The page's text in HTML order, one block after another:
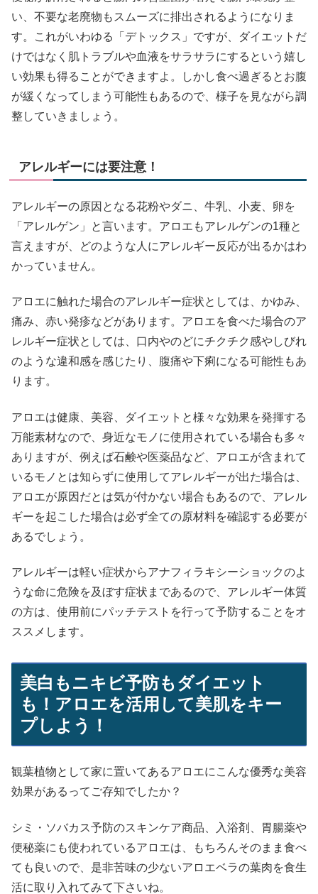
い、不要な老廃物もスムーズに排出されるようになりま
す。これがいわゆる「デトックス」ですが、ダイエットだ
けではなく肌トラブルや血液をサラサラにするという嬉し
い効果も得ることができますよ。しかし食べ過ぎるとお腹
が緩くなってしまう可能性もあるので、様子を見ながら調
整していきましょう。
アレルギーには要注意！
アレルギーの原因となる花粉やダニ、牛乳、小麦、卵を
「アレルゲン」と言います。アロエもアレルゲンの1種と
言えますが、どのような人にアレルギー反応が出るかはわ
かっていません。
アロエに触れた場合のアレルギー症状としては、かゆみ、
痛み、赤い発疹などがあります。アロエを食べた場合のア
レルギー症状としては、口内やのどにチクチク感やしびれ
のような違和感を感じたり、腹痛や下痢になる可能性もあ
ります。
アロエは健康、美容、ダイエットと様々な効果を発揮する
万能素材なので、身近なモノに使用されている場合も多々
ありますが、例えば石鹸や医薬品など、アロエが含まれて
いるモノとは知らずに使用してアレルギーが出た場合は、
アロエが原因だとは気が付かない場合もあるので、アレル
ギーを起こした場合は必ず全ての原材料を確認する必要が
あるでしょう。
アレルギーは軽い症状からアナフィラキシーショックのよ
うな命に危険を及ぼす症状まであるので、アレルギー体質
の方は、使用前にパッチテストを行って予防することをオ
ススメします。
美白もニキビ予防もダイエット
も！アロエを活用して美肌をキー
プしよう！
観葉植物として家に置いてあるアロエにこんな優秀な美容
効果があるってご存知でしたか？
シミ・ソバカス予防のスキンケア商品、入浴剤、胃腸薬や
便秘薬にも使われているアロエは、もちろんそのまま食べ
ても良いので、是非苦味の少ないアロエベラの葉肉を食生
活に取り入れてみて下さいね。